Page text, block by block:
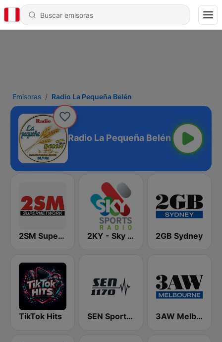
Emisoras Radio La Pequeña Belén
Radio La Pequeña Belén
2SM Super Radio 2KY - Sky Sports Radio 2GB Sydney
TikTok Hits SEN Sports 1170 Sydney 3AW Melbourne